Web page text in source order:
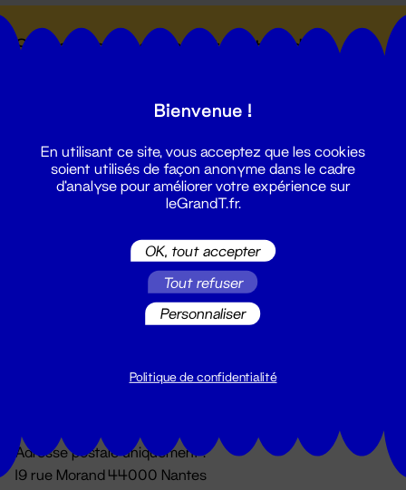
Suivez toutes les actualités du
Du lundi au vendredi 14h → 18h
Adresse postale uniquement :
19 rue Morand 44000 Nantes
Bienvenue !
En utilisant ce site, vous acceptez que les cookies
soient utilisés de façon anonyme dans le cadre
d'analyse pour améliorer votre expérience sur
leGrandT.fr.
OK, tout accepter
Tout refuser
Personnaliser
Politique de confidentialité